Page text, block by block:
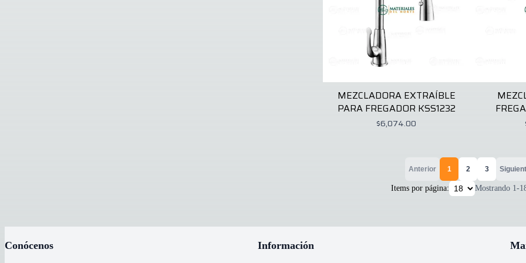
MEZCLADORA EXTRAÍBLE
PARA FREGADOR KSS1232
$6,074.00
Anterior 1 2 3
Items por página: Mostrando 1-
Conócenos Información